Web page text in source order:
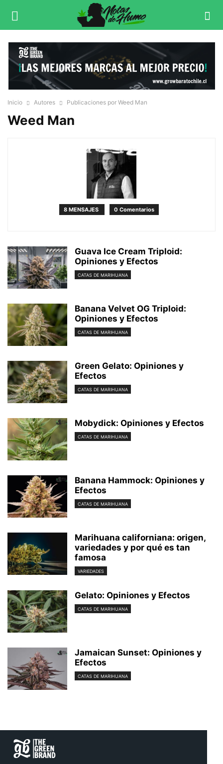
Inicio Autores Publicaciones por Weed Man
Weed Man
8 MENSAJES 0 Comentarios
Guava Ice Cream Triploid:
Opiniones y Efectos
CATAS DE MARIHUANA
Banana Velvet OG Triploid:
Opiniones y Efectos
CATAS DE MARIHUANA
Green Gelato: Opiniones y
Efectos
CATAS DE MARIHUANA
Mobydick: Opiniones y Efectos
CATAS DE MARIHUANA
Banana Hammock: Opiniones y
Efectos
CATAS DE MARIHUANA
Marihuana californiana: origen,
variedades y por qué es tan
famosa
VARIEDADES
Gelato: Opiniones y Efectos
CATAS DE MARIHUANA
Jamaican Sunset: Opiniones y
Efectos
CATAS DE MARIHUANA